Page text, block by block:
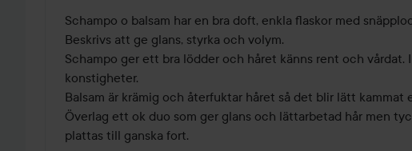
av
5
Schampo o balsam har en bra doft, enkla flaskor med
Beskrivs att ge glans, styrka och volym.
Schampo ger ett bra lödder och håret känns rent och vårdat.
konstigheter.
Balsam är krämig och återfuktar håret så det blir lätt kammat
Överlag ett ok duo som ger glans och lättarbetad hår men
plattas till ganska fort.